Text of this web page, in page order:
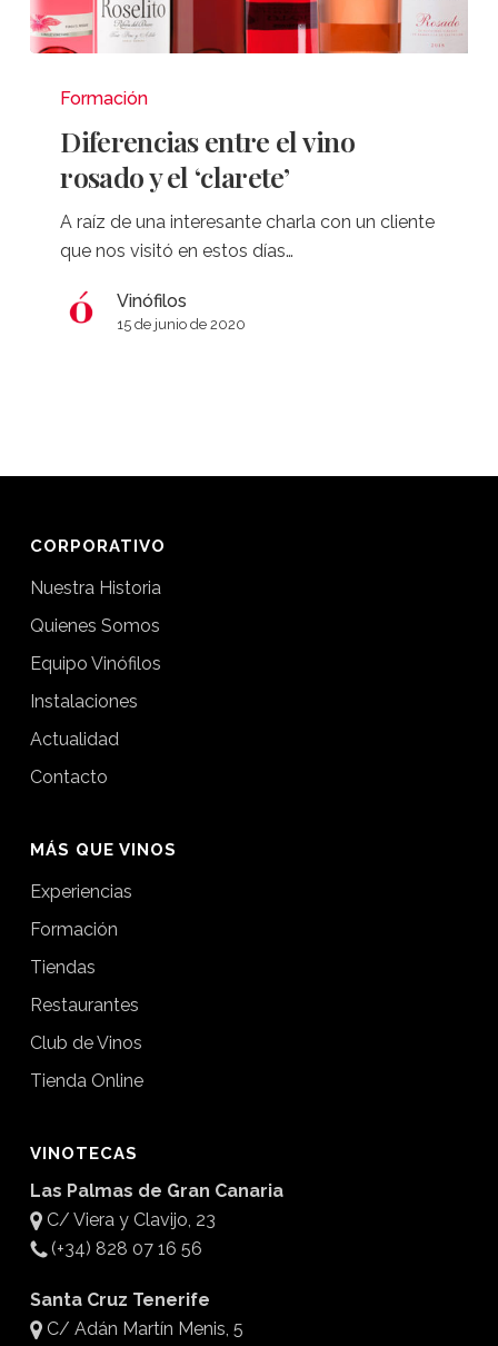
entre
vino
rosado
Formación
Diferencias entre el vino
rosado y el ‘clarete’
A raíz de una interesante charla con un cliente
que nos visitó en estos días…
Vinófilos
15 de junio de 2020
CORPORATIVO
Nuestra Historia
Quienes Somos
Equipo Vinófilos
Instalaciones
Actualidad
Contacto
MÁS QUE VINOS
Experiencias
Formación
Tiendas
Restaurantes
Club de Vinos
Tienda Online
VINOTECAS
Las Palmas de Gran Canaria
C/ Viera y Clavijo, 23
(+34) 828 07 16 56
Santa Cruz Tenerife
C/ Adán Martín Menis, 5